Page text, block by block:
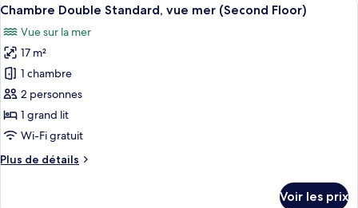
(Second
Floor)
de
Chambre
Double
Deluxe,
vue
plage
(Second
Floor)
toutes
les
photos
pour
ce
type
de
chambre :
Chambre
15
Chambre Double Standard, vue mer (Second Floor)
Vue sur la mer
17 m²
1 chambre
2 personnes
1 grand lit
Wi-Fi gratuit
Plus de détails
Plus
Voir les prix